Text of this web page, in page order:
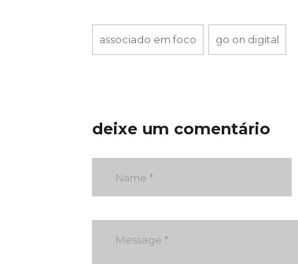
associado em foco go on digital
deixe um comentário